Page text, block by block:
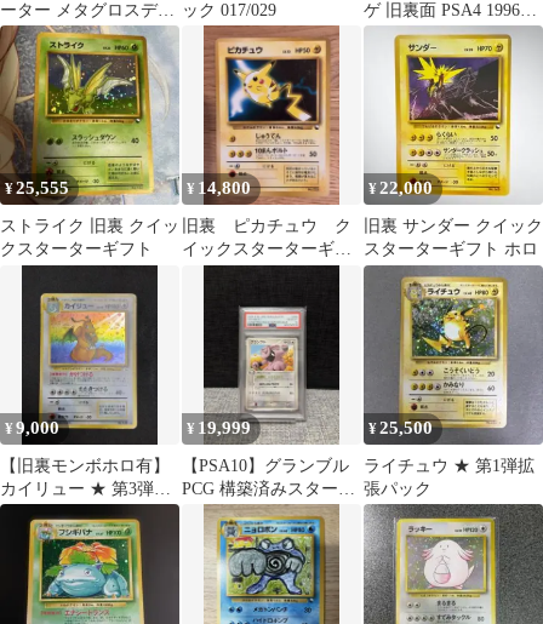
ーター メタグロスデッ
キ 006/019
ック 017/029
ゲ 旧裏面 PSA4 1996年
第1弾
¥25,555
ストライク 旧裏 クイッ
クスターターギフト
¥ 14,800
旧裏 ピカチュウ ク
イックスターターギフ
¥22,000
旧裏 サンダー クイック
スターターギフト ホロ
¥9,000
【旧裏モンボホロ有】
カイリュー ★ 第3弾拡
張パック 化石の秘密
¥ 19,999
【PSA10】グランブル
PCG 構築済みスタータ
ー オーダイルex★水
¥25,500
ライチュウ ★ 第1弾拡
張パック